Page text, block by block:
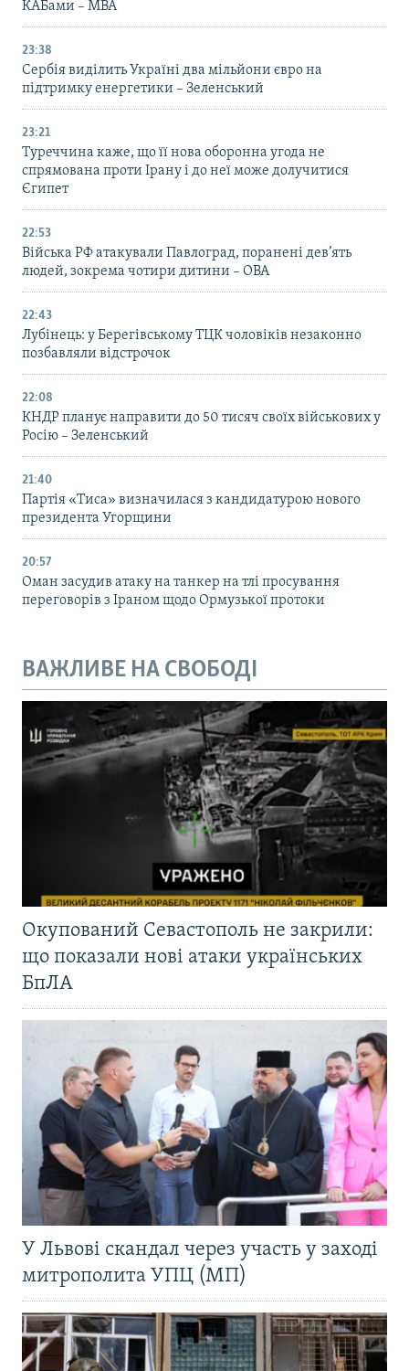
КАБами – МВА
23:38
Сербія виділить Україні два мільйони євро на
підтримку енергетики – Зеленський
23:21
Туреччина каже, що її нова оборонна угода не
спрямована проти Ірану і до неї може долучитися
Єгипет
22:53
Війська РФ атакували Павлоград, поранені дев’ять
людей, зокрема чотири дитини – ОВА
22:43
Лубінець: у Берегівському ТЦК чоловіків незаконно
позбавляли відстрочок
22:08
КНДР планує направити до 50 тисяч своїх військових у
Росію – Зеленський
21:40
Партія «Тиса» визначилася з кандидатурою нового
президента Угорщини
20:57
Оман засудив атаку на танкер на тлі просування
переговорів з Іраном щодо Ормузької протоки
ВАЖЛИВЕ НА СВОБОДІ
Окупований Севастополь не закрили:
що показали нові атаки українських
БпЛА
У Львові скандал через участь у заході
митрополита УПЦ (МП)